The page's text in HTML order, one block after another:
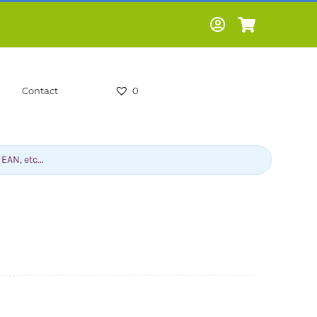
Contact 0